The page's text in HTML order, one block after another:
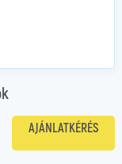
AJÁNLATKÉRÉS